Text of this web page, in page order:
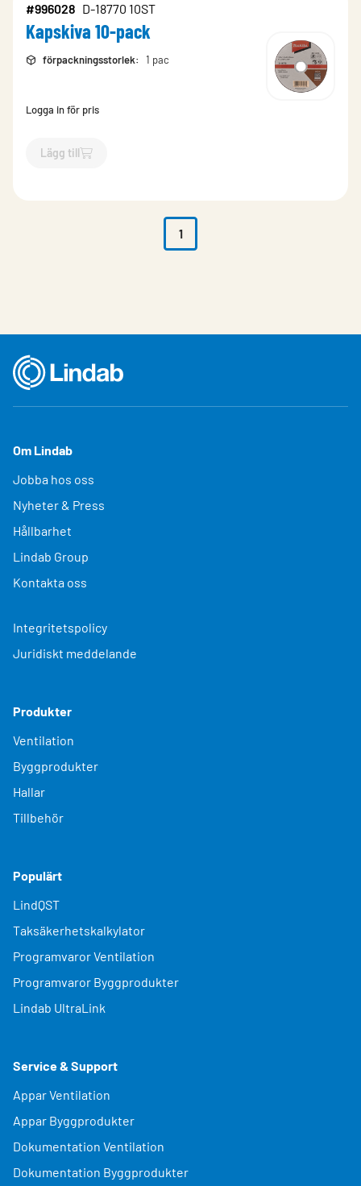
#996028 D-18770 10ST
Kapskiva 10-pack
förpackningsstorlek: 1 pac
Logga in för pris
Lägg till
`$Lägg till
1
Om Lindab
Jobba hos oss
Nyheter & Press
Hållbarhet
Lindab Group
Kontakta oss
Integritetspolicy
Juridiskt meddelande
Produkter
Ventilation
Byggprodukter
Hallar
Tillbehör
Populärt
LindQST
Taksäkerhetskalkylator
Programvaror Ventilation
Programvaror Byggprodukter
Lindab UltraLink
Service & Support
Appar Ventilation
Appar Byggprodukter
Dokumentation Ventilation
Dokumentation Byggprodukter